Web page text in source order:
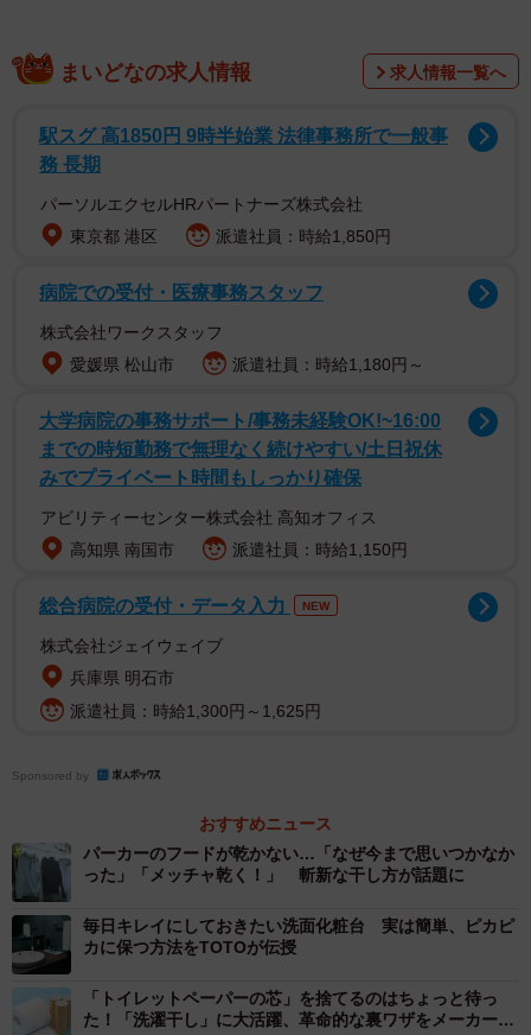
「食器用洗剤」を薄めた水で拭き、完全に乾燥させるのが
きあげましょう。また、型崩れを防止するため、「立てて
保管」がおすすめ。
「食器用洗剤」を薄めた水で拭こう※画像はイメージです
①水をはった桶に食器用洗剤を2、3滴たらし、雑巾を浸し
てしぼる。
④内側にはアルコールスプレーを吹き付け、タオルで拭
く。
⑤風通しの良い場所でしっかり乾燥させる。
⑥乾燥剤でカビとニオイを予防。
▽出典：サニクリーン「家事ネタ」 公式インスタグラム
／スーツケースのお手入れ方法
まいどなの求人情報 求人情報一覧へ
駅スグ 高1850円 9時半始業 法律事務所で一般事
務 長期
パーソルエクセルHRパートナーズ株式会社
東京都 港区
派遣社員：時給1,850円
病院での受付・医療事務スタッフ
株式会社ワークスタッフ
愛媛県 松山市
派遣社員：時給1,180円～
大学病院の事務サポート/事務未経験OK!~16:00
までの時短勤務で無理なく続けやすい/土日祝休
みでプライベート時間もしっかり確保
アビリティーセンター株式会社 高知オフィス
高知県 南国市
派遣社員：時給1,150円
総合病院の受付・データ入力 NEW
株式会社ジェイウェイブ
兵庫県 明石市
派遣社員：時給1,300円～1,625円
Sponsored by
おすすめニュース
パーカーのフードが乾かない…「なぜ今まで思いつかなか
った」「メッチャ乾く！」 斬新な干し方が話題に
毎日キレイにしておきたい洗面化粧台 実は簡単、ピカピ
カに保つ方法をTOTOが伝授
「トイレットペーパーの芯」を捨てるのはちょっと待っ
た！「洗濯干し」に大活躍、革命的な裏ワザをメーカーが